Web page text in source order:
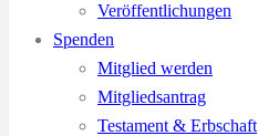
Veröffentlichungen
Spenden
Mitglied werden
Mitgliedsantrag
Testament & Erbschaft